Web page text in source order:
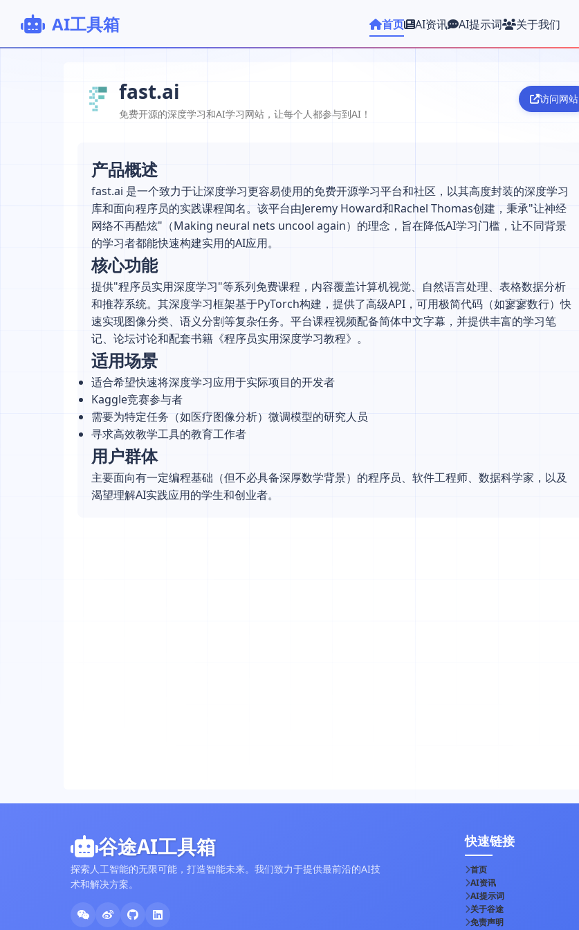
AI工具箱 首页 AI资讯 AI提示词 关于我们
fast.ai
免费开源的深度学习和AI学习网站，让每个人都参与到AI！
访问网站
产品概述
fast.ai 是一个致力于让深度学习更容易使用的免费开源学习平台和社区，以其高度封装的深度学习
库和面向程序员的实践课程闻名。该平台由Jeremy Howard和Rachel Thomas创建，秉承"让神经
网络不再酷炫"（Making neural nets uncool again）的理念，旨在降低AI学习门槛，让不同背景
的学习者都能快速构建实用的AI应用。
核心功能
提供"程序员实用深度学习"等系列免费课程，内容覆盖计算机视觉、自然语言处理、表格数据分析
和推荐系统。其深度学习框架基于PyTorch构建，提供了高级API，可用极简代码（如寥寥数行）快
速实现图像分类、语义分割等复杂任务。平台课程视频配备简体中文字幕，并提供丰富的学习笔
记、论坛讨论和配套书籍《程序员实用深度学习教程》。
适用场景
适合希望快速将深度学习应用于实际项目的开发者
Kaggle竞赛参与者
需要为特定任务（如医疗图像分析）微调模型的研究人员
寻求高效教学工具的教育工作者
用户群体
主要面向有一定编程基础（但不必具备深厚数学背景）的程序员、软件工程师、数据科学家，以及
渴望理解AI实践应用的学生和创业者。
谷途AI工具箱
探索人工智能的无限可能，打造智能未来。我们致力于提供最前沿的AI技
术和解决方案。
快速链接
首页
AI资讯
AI提示词
关于谷途
免责声明